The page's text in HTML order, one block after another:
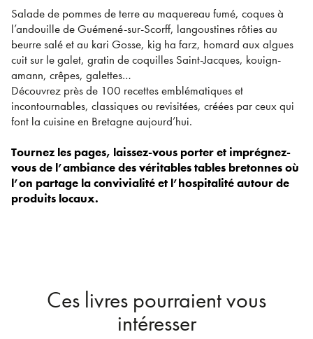
Salade de pommes de terre au maquereau fumé, coques à
l’andouille de Guémené-sur-Scorff, langoustines rôties au
beurre salé et au kari Gosse, kig ha farz, homard aux algues
cuit sur le galet, gratin de coquilles Saint-Jacques, kouign-
amann, crêpes, galettes…
Découvrez près de 100 recettes emblématiques et
incontournables, classiques ou revisitées, créées par ceux qui
font la cuisine en Bretagne aujourd’hui.
Tournez les pages, laissez-vous porter et imprégnez-
vous de l’ambiance des véritables tables bretonnes où
l’on partage la convivialité et l’hospitalité autour de
produits locaux.
Ces livres pourraient vous
intéresser